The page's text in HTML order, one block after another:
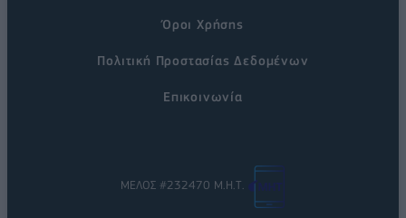
Όροι Χρήσης
Πολιτική Προστασίας Δεδομένων
Επικοινωνία
ΜΕΛΟΣ #232470 Μ.Η.Τ.